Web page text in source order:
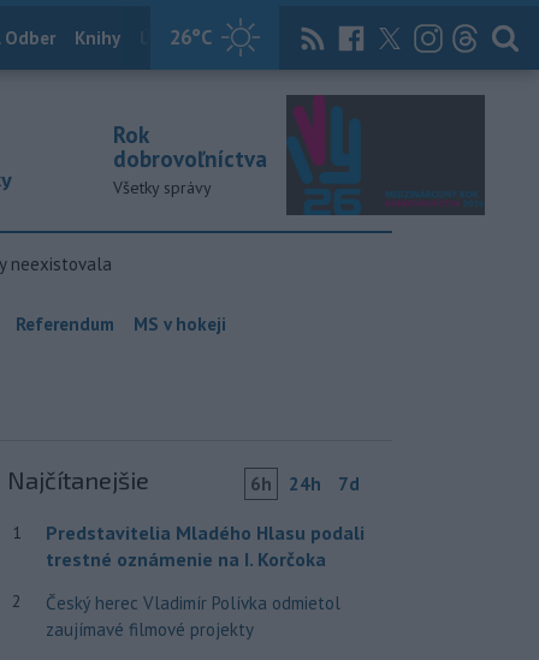
26°C
Odber Knihy Útulkovo Magazín News Now Archív
Rok
dobrovoľníctva
Všetky správy
neexistovala
Referendum MS v hokeji
Najčítanejšie 6h 24h 7d
1
Predstavitelia Mladého Hlasu podali
trestné oznámenie na I. Korčoka
2
Český herec Vladimír Polívka odmietol
zaujímavé filmové projekty